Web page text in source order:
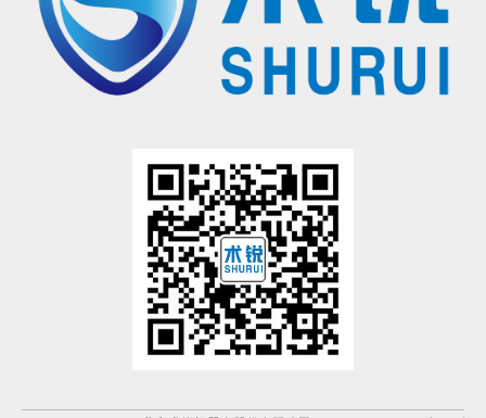
细了解有关术锐®机器人执行手术及其可能风险的所有信息。
、SHURUI®等是北京术锐机器人股份 有限公司所拥有的注册商标，未经许可，不得使用。